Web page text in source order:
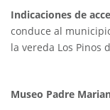
Indicaciones de
conduce al
la vereda Los Pinos
Museo Padre